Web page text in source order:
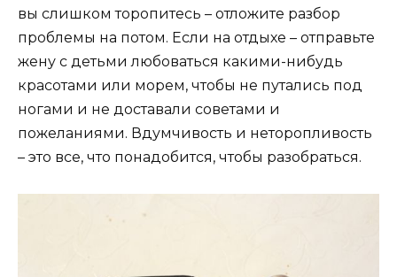
вы слишком торопитесь – отложите разбор
проблемы на потом. Если на отдыхе – отправьте
жену с детьми любоваться какими-нибудь
красотами или морем, чтобы не путались под
ногами и не доставали советами и
пожеланиями. Вдумчивость и неторопливость
– это все, что понадобится, чтобы разобраться.